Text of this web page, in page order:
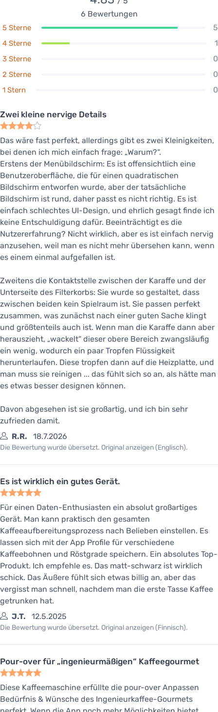
6 Bewertungen
5 Sterne 5
4 Sterne 1
3 Sterne 0
2 Sterne 0
1 Stern 0
Zwei kleine nervige Details
Das wäre fast perfekt, allerdings gibt es zwei Kleinigkeiten,
bei denen ich mich einfach frage: „Warum?“.
Erstens der Menübildschirm: Es ist offensichtlich eine
Benutzeroberfläche, die für einen quadratischen
Bildschirm entworfen wurde, aber der tatsächliche
Bildschirm ist rund, daher passt es nicht richtig. Es ist
einfach schlechtes UI-Design, und ehrlich gesagt finde ich
keine Entschuldigung dafür. Beeinträchtigt es die
Nutzererfahrung? Nicht wirklich, aber es ist einfach nervig
anzusehen, weil man es nicht mehr übersehen kann, wenn
es einem einmal aufgefallen ist.
Zweitens die Kontaktstelle zwischen der Karaffe und der
Unterseite des Filterkorbs: Sie wurde so gestaltet, dass
zwischen beiden kein Spielraum ist. Sie passen perfekt
zusammen, was zunächst nach einer guten Sache klingt
und größtenteils auch ist. Wenn man die Karaffe dann aber
herauszieht, „wackelt“ dieser obere Bereich zwangsläufig
ein wenig, wodurch ein paar Tropfen Flüssigkeit
herunterlaufen. Diese tropfen dann auf die Heizplatte, und
man muss sie reinigen ... das fühlt sich so an, als hätte man
es etwas besser designen können.
Davon abgesehen ist sie großartig, und ich bin sehr
zufrieden damit.
R.R.
18.7.2026
Die Bewertung wurde übersetzt. Original anzeigen (Englisch).
Es ist wirklich ein gutes Gerät.
Für einen Daten-Enthusiasten ein absolut großartiges
Gerät. Man kann praktisch den gesamten
Kaffeeaufbereitungsprozess nach Belieben einstellen. Es
lassen sich mit der App Profile für verschiedene
Kaffeebohnen und Röstgrade speichern. Ein absolutes Top-
Produkt. Ich empfehle es. Das matt-schwarz ist wirklich
schick. Das Äußere fühlt sich etwas billig an, aber das
vergisst man schnell, nachdem man die erste Tasse Kaffee
getrunken hat.
J.T.
12.5.2025
Die Bewertung wurde übersetzt. Original anzeigen (Finnisch).
Pour-over für „ingenieurmäßigen“ Kaffeegourmet
Diese Kaffeemaschine erfüllte die pour-over Anpassen
Bedürfnis & Wünsche des Ingenieurkaffee-Gourmets